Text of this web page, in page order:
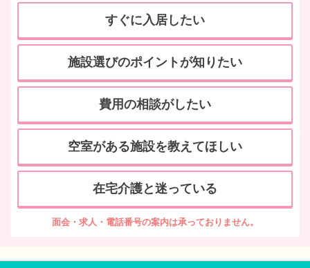
すぐに入居したい
施設選びのポイントが知りたい
費用の相談がしたい
空室がある施設を教えてほしい
在宅介護と迷っている
面会・求人・電話番号の案内は承っておりません。